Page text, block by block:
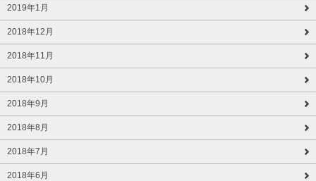
2019年1月
2018年12月
2018年11月
2018年10月
2018年9月
2018年8月
2018年7月
2018年6月